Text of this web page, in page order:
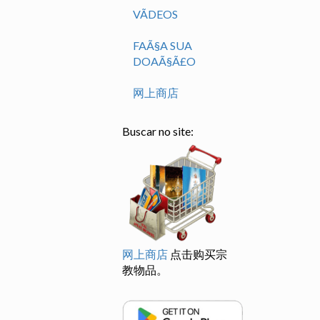
VÃ­DEOS
FAÃ§A SUA
DOAÃ§Ã£O
网上商店
Buscar no site:
网上商店 点击购买宗
教物品。